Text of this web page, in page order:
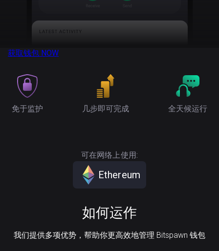
获取钱包 NOW
免于监护 几步即可完成 全天候运行
可在网络上使用:
Ethereum
如何运作
我们提供多项优势，帮助你更高效地管理 Bitspawn 钱包